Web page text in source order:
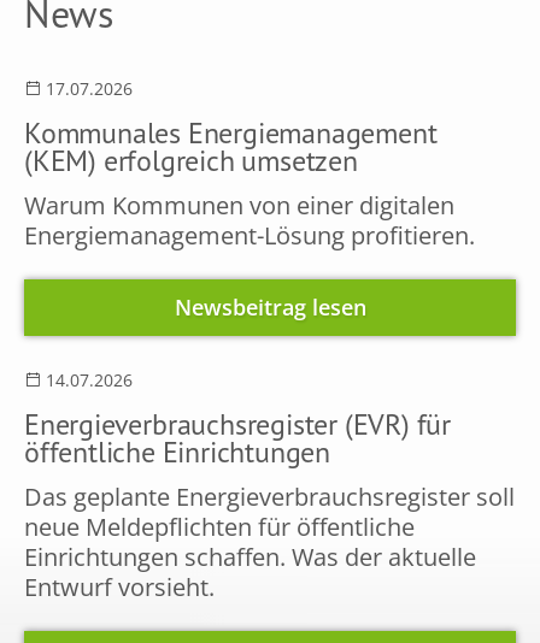
News
17.07.2026
Kommunales Energiemanagement
(KEM) erfolgreich umsetzen
Warum Kommunen von einer digitalen
Energiemanagement-Lösung profitieren.
Newsbeitrag lesen
14.07.2026
Energieverbrauchsregister (EVR) für
öffentliche Einrichtungen
Das geplante Energieverbrauchsregister soll
neue Meldepflichten für öffentliche
Einrichtungen schaffen. Was der aktuelle
Entwurf vorsieht.